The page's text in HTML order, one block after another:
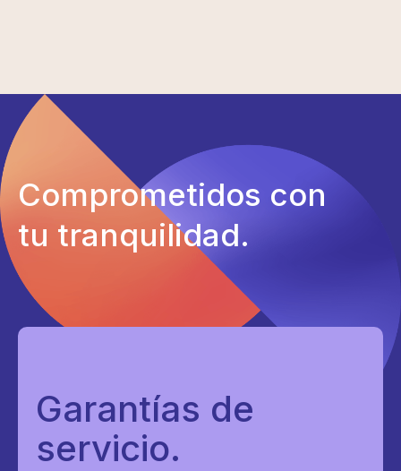
Comprometidos con
tu tranquilidad.
Garantías de
servicio.